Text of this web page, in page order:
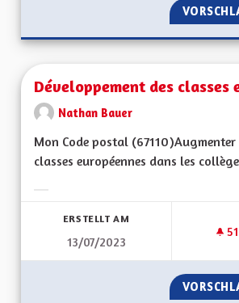
Développement des classes
Nathan Bauer
Mon Code postal (67110)Augmenter
classes européennes dans les
ERSTELLT AM
13/07/2023
51